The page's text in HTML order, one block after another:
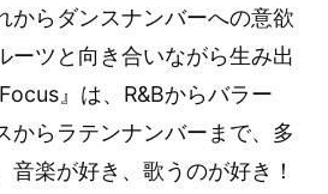
からダンスナンバーへの意欲
ーツと向き合いながら生み出
』は、R&Bからバラー
からラテンナンバーまで、多
音楽が好き、歌うのが好き！